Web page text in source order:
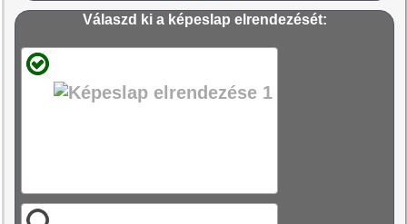
Válaszd ki a képeslap elrendezését: